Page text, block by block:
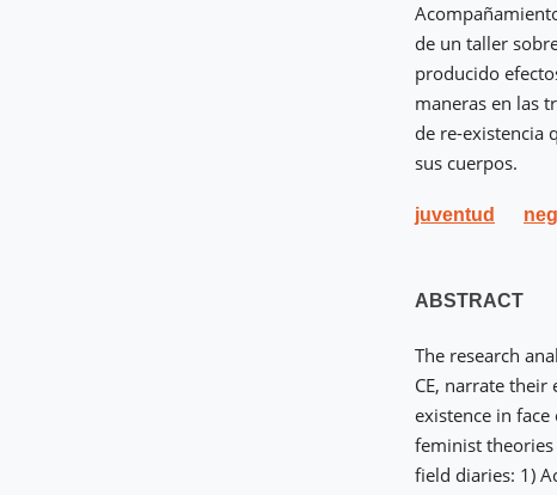
de un taller
producido
maneras en las
de re-existencia
sus cuerpos.
juventud
ABSTRACT
The research
CE, narrate
existence in
feminist
field diaries: 1)